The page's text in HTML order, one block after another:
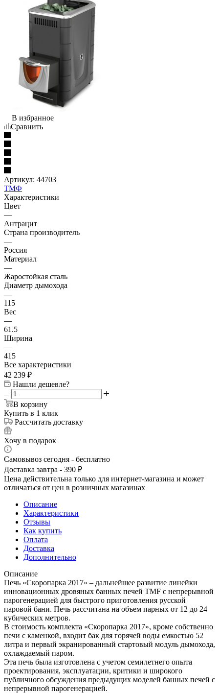
В избранное
Сравнить
Артикул: 44703
ТМФ
Характеристики
Цвет
—
Антрацит
Страна производитель
—
Россия
Материал
—
Жаростойкая сталь
Диаметр дымохода
—
115
Вес
—
61.5
Ширина
—
415
Все характеристики
42 239 ₽
Нашли дешевле?
В корзину
Купить в 1 клик
Рассчитать доставку
Хочу в подарок
Самовывоз сегодня - бесплатно
Доставка завтра - 390 ₽
Цена действительна только для интернет-магазина и может
отличаться от цен в розничных магазинах
Описание
Характеристики
Отзывы
Как купить
Оплата
Доставка
Дополнительно
Описание
Печь «Скоропарка 2017» – дальнейшее развитие линейки
инновационных дровяных банных печей TMF с непрерывной
парогенерацией для быстрого приготовления русской
паровой бани. Печь рассчитана на объем парных от 12 до 24
кубических метров.
В стоимость комплекта «Скоропарка 2017», кроме собственно
печи с каменкой, входит бак для горячей воды емкостью 52
литра и первый экранированный стартовый модуль дымохода,
охлаждаемый паром.
Эта печь была изготовлена с учетом семилетнего опыта
проектирования, эксплуатации, критики и широкого
публичного обсуждения предыдущих моделей банных печей с
непрерывной парогенерацией.